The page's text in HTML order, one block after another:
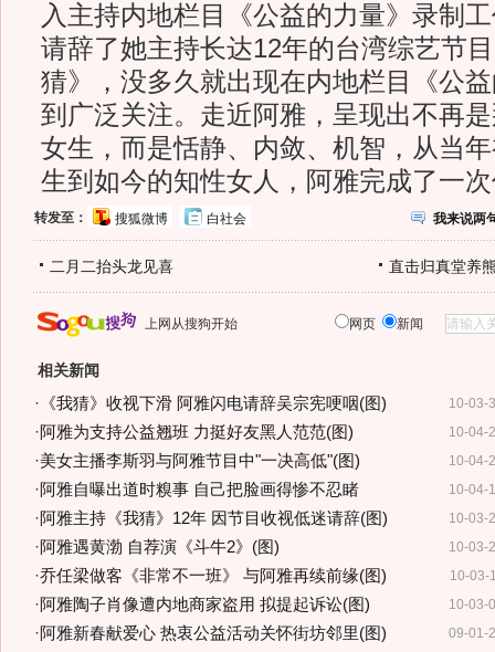
入主持内地栏目《公益的力量》录制
请辞了她主持长达12年的台湾综艺节
猜》，没多久就出现在内地栏目《公
到广泛关注。走近阿雅，呈现出不再
女生，而是恬静、内敛、机智，从当
生到如今的知性女人，阿雅完成了一
转发至： 搜狐微博 白社会 我来说两
二月二抬头龙见喜 直击归真堂养
上网从搜狗开始 网页 新闻
相关新闻
10-03-
· 《我猜》收视下滑 阿雅闪电请辞吴宗宪哽咽(图)
10-04-
·阿雅为支持公益翘班 力挺好友黑人范范(图)
10-04-
·美女主播李斯羽与阿雅节目中"一决高低"(图)
10-04-
·阿雅自曝出道时糗事 自己把脸画得惨不忍睹
10-03-
·阿雅主持《我猜》12年 因节目收视低迷请辞(图)
10-03-
·阿雅遇黄渤 自荐演《斗牛2》(图)
10-03-
·乔任梁做客《非常不一班》 与阿雅再续前缘(图)
10-03-
·阿雅陶子肖像遭内地商家盗用 拟提起诉讼(图)
09-01-
·阿雅新春献爱心 热衷公益活动关怀街坊邻里(图)